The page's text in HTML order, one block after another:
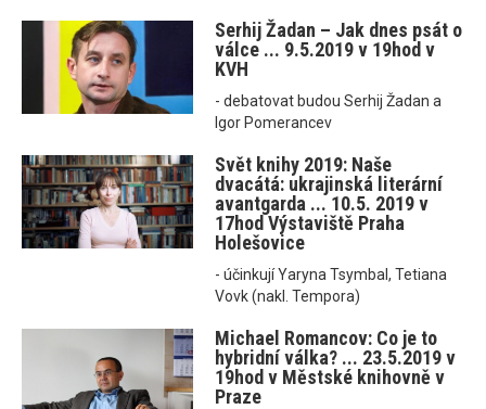
Serhij Žadan – Jak dnes psát o
válce ... 9.5.2019 v 19hod v
KVH
- debatovat budou Serhij Žadan a
Igor Pomerancev
Svět knihy 2019: Naše
dvacátá: ukrajinská literární
avantgarda ... 10.5. 2019 v
17hod Výstaviště Praha
Holešovice
- účinkují Yaryna Tsymbal, Tetiana
Vovk (nakl. Tempora)
Michael Romancov: Co je to
hybridní válka? ... 23.5.2019 v
19hod v Městské knihovně v
Praze